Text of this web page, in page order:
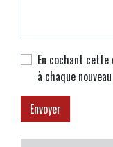
En cochant
à chaque